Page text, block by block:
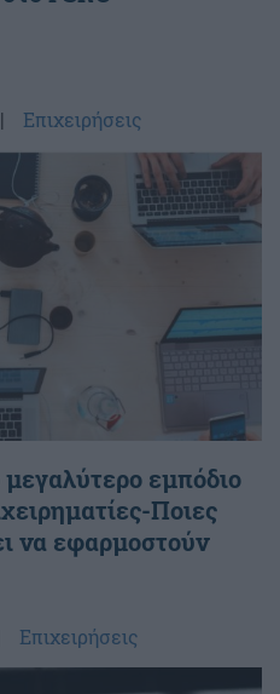
Επιχειρήσεις
εμπόδιο
Ποιες
να εφαρμοστούν
Επιχειρήσεις